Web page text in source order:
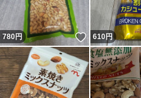
780円 いいね！
610円